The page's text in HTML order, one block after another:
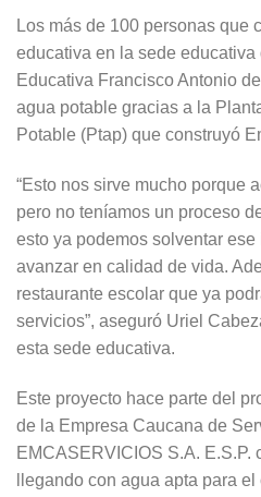
Los más de 100 personas que
educativa en la sede
Educativa Francisco Antonio
agua potable gracias a la
Potable (Ptap) que construyó
“Esto nos sirve mucho porque
pero no teníamos un proceso
esto ya podemos solventar
avanzar en calidad de vida.
restaurante escolar que ya
servicios”, aseguró Uriel
esta sede educativa.
Este proyecto hace parte del
de la Empresa Caucana de
EMCASERVICIOS S.A. E.S.P.
llegando con agua apta para